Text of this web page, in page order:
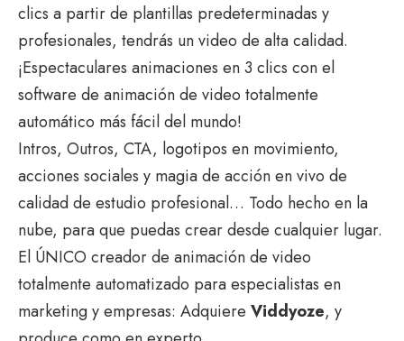
clics a partir de plantillas predeterminadas y
profesionales, tendrás un video de alta calidad.
¡Espectaculares animaciones en 3 clics con el
software de animación de video totalmente
automático más fácil del mundo!
Intros, Outros, CTA, logotipos en movimiento,
acciones sociales y magia de acción en vivo de
calidad de estudio profesional… Todo hecho en la
nube, para que puedas crear desde cualquier lugar.
El ÚNICO creador de animación de video
totalmente automatizado para especialistas en
marketing y empresas: Adquiere Viddyoze, y